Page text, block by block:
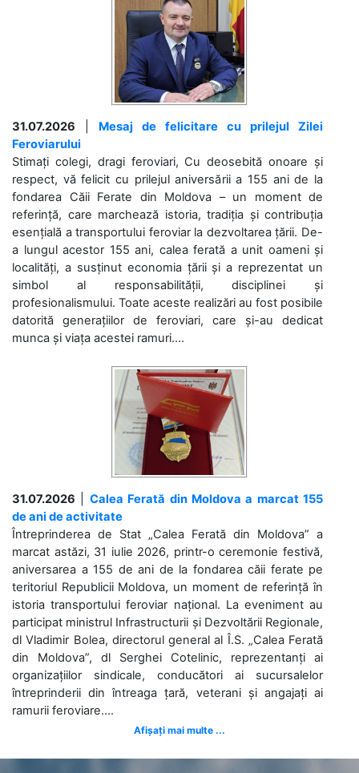
31.07.2026
Mesaj de felicitare cu prilejul Zilei
Feroviarului
Stimați colegi, dragi feroviari, Cu deosebită onoare și
respect, vă felicit cu prilejul aniversării a 155 ani de la
fondarea Căii Ferate din Moldova – un moment de
referință, care marchează istoria, tradiția și contribuția
esențială a transportului feroviar la dezvoltarea țării. De-
a lungul acestor 155 ani, calea ferată a unit oameni și
localități, a susținut economia țării și a reprezentat un
simbol al responsabilității, disciplinei și
profesionalismului. Toate aceste realizări au fost posibile
datorită generațiilor de feroviari, care și-au dedicat
munca și viața acestei ramuri....
31.07.2026
Calea Ferată din Moldova a marcat 155
de ani de activitate
Întreprinderea de Stat „Calea Ferată din Moldova” a
marcat astăzi, 31 iulie 2026, printr-o ceremonie festivă,
aniversarea a 155 de ani de la fondarea căii ferate pe
teritoriul Republicii Moldova, un moment de referință în
istoria transportului feroviar național. La eveniment au
participat ministrul Infrastructurii și Dezvoltării Regionale,
dl Vladimir Bolea, directorul general al Î.S. „Calea Ferată
din Moldova”, dl Serghei Cotelinic, reprezentanți ai
organizațiilor sindicale, conducători ai sucursalelor
întreprinderii din întreaga țară, veterani și angajați ai
ramurii feroviare....
Afișați mai multe ...